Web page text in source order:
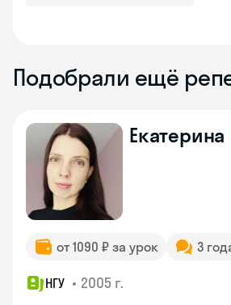
Подобрали ещё
Екатерина
от 1090 ₽ за урок 3
НГУ • 2005 г.